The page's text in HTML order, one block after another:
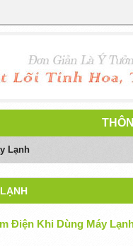
Lạnh
Điện Khi Dùng Máy